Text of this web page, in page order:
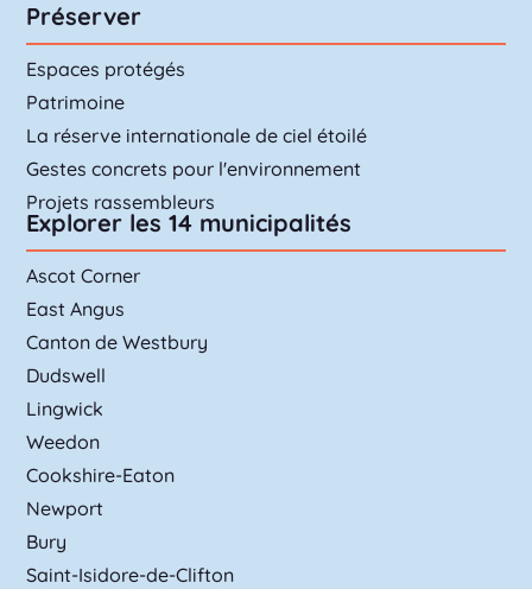
Préserver
Espaces protégés
Patrimoine
La réserve internationale de ciel étoilé
Gestes concrets pour l'environnement
Projets rassembleurs
Explorer les 14 municipalités
Ascot Corner
East Angus
Canton de Westbury
Dudswell
Lingwick
Weedon
Cookshire-Eaton
Newport
Bury
Saint-Isidore-de-Clifton